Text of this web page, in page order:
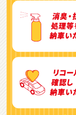
ＳＵＶ・クロカン